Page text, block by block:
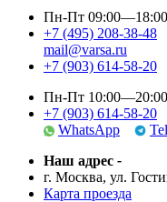
Пн-Пт 09:00—18:00
+7 (495) 208-38-48
mail@varsa.ru
+7 (903) 614-58-20
Пн-Пт 10:00—20:00
+7 (903) 614-58-20
WhatsApp
Наш адрес -
г. Москва, ул.
Карта проезда